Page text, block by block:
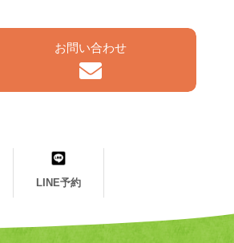
お問い合わせ
LINE予約